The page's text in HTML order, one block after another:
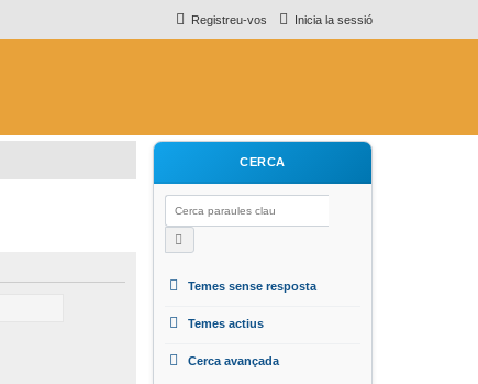
Inicia la sessió
Registreu-vos
CERCA
Temes sense resposta
Temes actius
Cerca avançada